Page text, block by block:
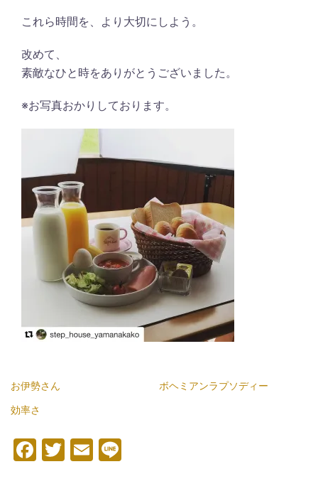
これら時間を、より大切にしよう。
改めて、
素敵なひと時をありがとうございました。
※お写真おかりしております。
お伊勢さん
ボヘミアンラプソディー
効率さ
Facebook
Twitter
Email